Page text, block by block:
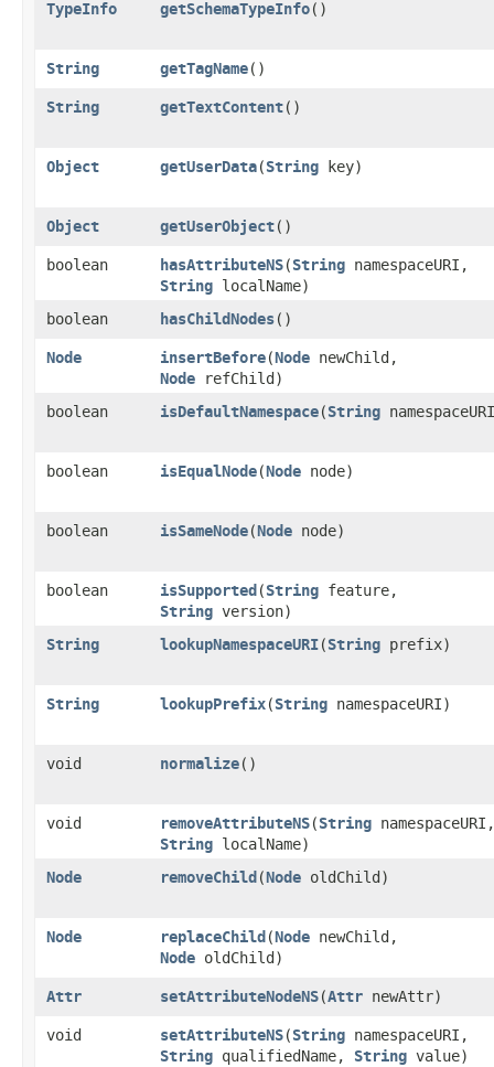
TypeInfo getSchemaTypeInfo()
String getTagName()
String getTextContent()
Object getUserData​(String key)
Object getUserObject()
boolean hasAttributeNS​(String namespaceURI,
String localName)
boolean
hasChildNodes()
Node insertBefore​(Node newChild,
Node refChild)
boolean
isDefaultNamespace​(String
boolean isEqualNode​(Node node)
boolean isSameNode​(Node node)
boolean isSupported ​(String feature,
String version)
String
lookupNamespaceURI​(String prefix)
String lookupPrefix​(String namespaceURI)
void normalize()
void removeAttributeNS​(String namespaceURI,
String localName)
Node
removeChild ​(Node oldChild)
Node replaceChild ​(Node newChild,
Node oldChild)
Attr setAttributeNodeNS​(Attr newAttr)
void setAttributeNS​(String namespaceURI,
String qualifiedName, String value)